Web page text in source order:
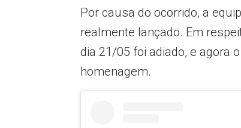
Por causa do ocorrido, a
realmente lançado. Em
dia 21/05 foi adiado, e agora
homenagem.